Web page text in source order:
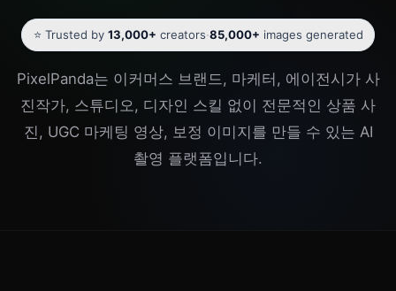
⭐ Trusted by 13,000+ creators·85,000+ images generated
PixelPanda는 이커머스 브랜드, 마케터, 에이전시가 사
진작가, 스튜디오, 디자인 스킬 없이 전문적인 상품 사
진, UGC 마케팅 영상, 보정 이미지를 만들 수 있는 AI
촬영 플랫폼입니다.